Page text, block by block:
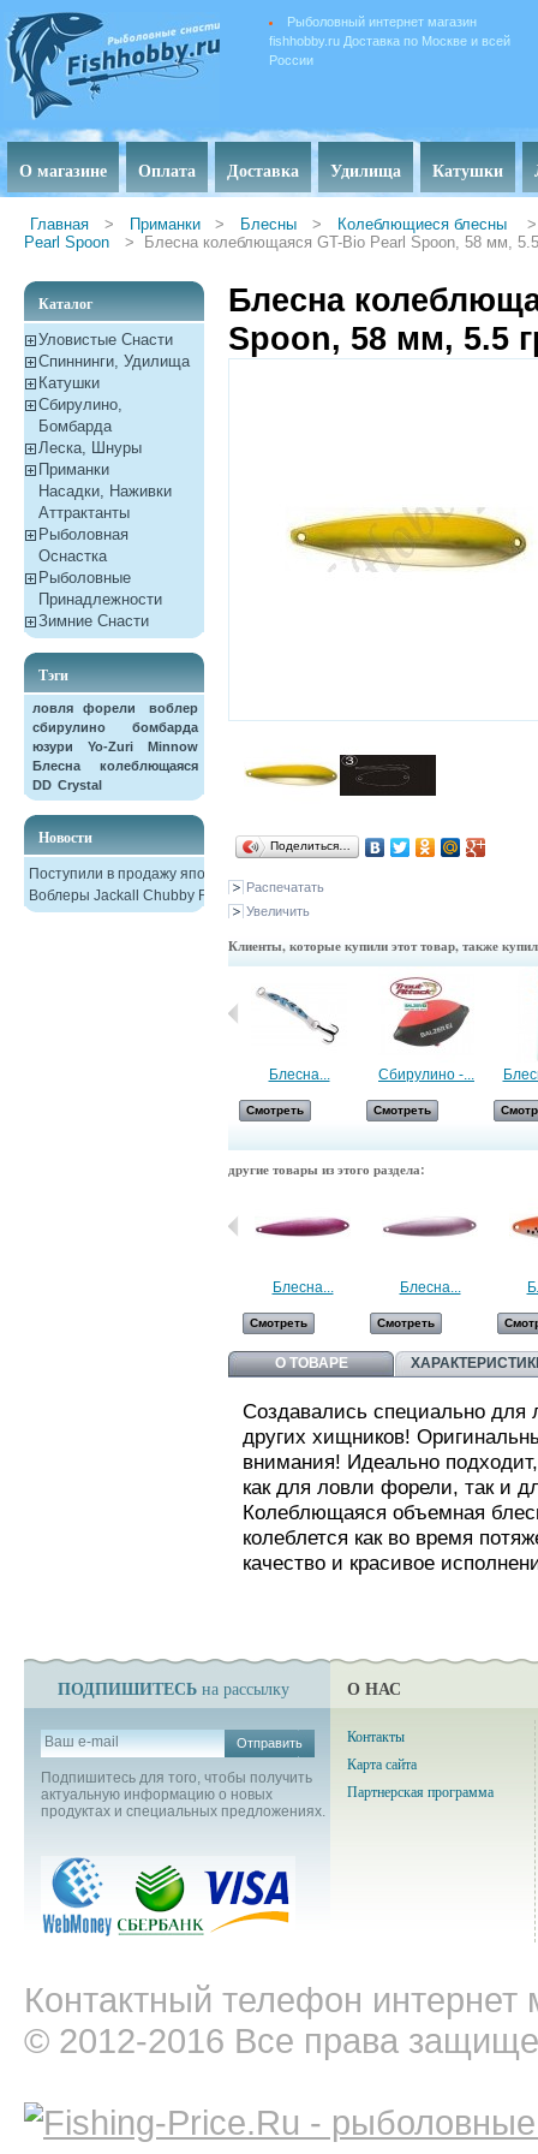
Рыболовный интернет магазин
fishhobby.ru Доставка по Москве и всей
России
О магазине Оплата Доставка Удилища Катушки
Главная > Приманки > Блесны > Колеблющиеся блесны
>
Pearl Spoon
> Блесна колеблющаяся GT-Bio Pearl Spoon, 58 мм,
Каталог
Уловистые Снасти
Спиннинги, Удилища
Катушки
Сбирулино,
Бомбарда
Леска, Шнуры
Приманки
Насадки, Наживки
Aттрактанты
Рыболовная
Оснастка
Рыболовные
Принадлежности
Зимние Снасти
Тэги
ловля форели
воблер
сбирулино
бомбарда
юзури
Yo-Zuri
Minnow
Блесна колеблющаяся
DD Crystal
Новости
Поступили в продажу японские
Воблеры Jackall Chubby F38
Блесна
Spoon, 58 мм, 5.5
Поделиться…
Распечатать
Увеличить
Клиенты, которые купили этот товар, также
Блесна...
Смотреть
Сбирулино -...
Смотреть
другие товары из этого раздела:
Блесна...
Смотреть
Блесна...
Смотреть
О ТОВАРЕ
Создавались специально для
других хищников!
внимания! Идеально
как для ловли форели, так и
Колеблющаяся объемная
колеблется как во время
качество и красивое
ПОДПИШИТЕСЬ на рассылку
Отправить
Подпишитесь для того, чтобы получить
актуальную информацию о новых
продуктах и специальных предложениях.
О НАС
Контакты
Карта сайта
Партнерская программа
Контактный телефон интернет
© 2012-2016 Все права